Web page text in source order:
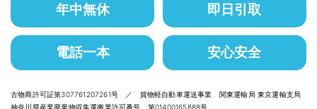
年中無休 即日引取
電話一本 安心安全
古物商許可証第307761207261号 ／ 貨物軽自動車運送事業 関東運輸局 東京運輸支局
神奈川県産業廃棄物収集運搬業許可番号 第01400165888号